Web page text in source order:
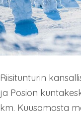
Riisitunturin
ja Posion
km. Kuusamosta